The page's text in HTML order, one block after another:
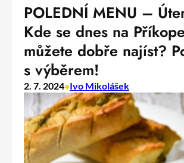
POLEDNÍ MENU –
Kde se dnes na
můžete dobře najíst?
s výběrem!
2. 7. 2024•Ivo Mikolášek